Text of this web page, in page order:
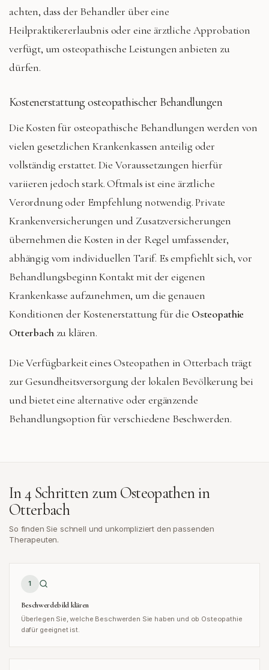
achten, dass der Behandler über eine
Heilpraktikererlaubnis oder eine ärztliche Approbation
verfügt, um osteopathische Leistungen anbieten zu
dürfen.
Kostenerstattung osteopathischer Behandlungen
Die Kosten für osteopathische Behandlungen werden von
vielen gesetzlichen Krankenkassen anteilig oder
vollständig erstattet. Die Voraussetzungen hierfür
variieren jedoch stark. Oftmals ist eine ärztliche
Verordnung oder Empfehlung notwendig. Private
Krankenversicherungen und Zusatzversicherungen
übernehmen die Kosten in der Regel umfassender,
abhängig vom individuellen Tarif. Es empfiehlt sich, vor
Behandlungsbeginn Kontakt mit der eigenen
Krankenkasse aufzunehmen, um die genauen
Konditionen der Kostenerstattung für die Osteopathie
Otterbachzu klären.
Die Verfügbarkeit eines Osteopathen in Otterbach trägt
zur Gesundheitsversorgung der lokalen Bevölkerung bei
und bietet eine alternative oder ergänzende
Behandlungsoption für verschiedene Beschwerden.
In 4 Schritten zum Osteopathen in
Otterbach
So finden Sie schnell und unkompliziert den passenden
Therapeuten.
1
Beschwerdebild klären
Überlegen Sie, welche Beschwerden Sie haben und ob Osteopathie
dafür geeignet ist.